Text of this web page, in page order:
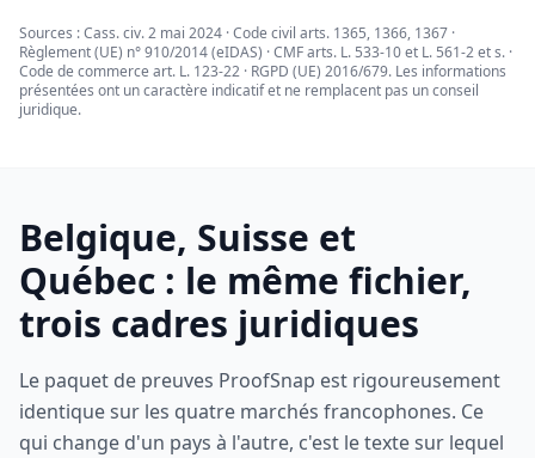
Sources : Cass. civ. 2 mai 2024 · Code civil arts. 1365, 1366, 1367 ·
Règlement (UE) n° 910/2014 (eIDAS) · CMF arts. L. 533-10 et L. 561-2 et s. ·
Code de commerce art. L. 123-22 · RGPD (UE) 2016/679. Les informations
présentées ont un caractère indicatif et ne remplacent pas un conseil
juridique.
Belgique, Suisse et
Québec : le même fichier,
trois cadres juridiques
Le paquet de preuves ProofSnap est rigoureusement
identique sur les quatre marchés francophones. Ce
qui change d'un pays à l'autre, c'est le texte sur lequel